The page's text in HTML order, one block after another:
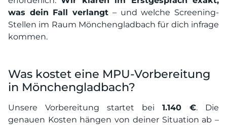
was dein Fall verlangt – und welche Screening-
Stellen im Raum Mönchengladbach für dich infrage
kommen.
Was kostet eine MPU-Vorbereitung
in Mönchengladbach?
Unsere Vorbereitung startet bei 1.140 €. Die
genauen Kosten hängen von deiner Situation ab –